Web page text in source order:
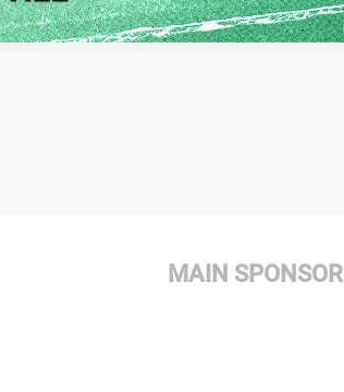
MAIN SPONSOR